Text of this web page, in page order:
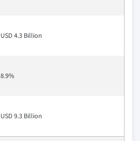
USD 4.3 Billion
8.9%
USD 9.3 Billion